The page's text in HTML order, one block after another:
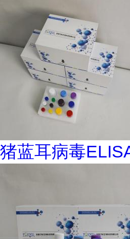
猪蓝耳病毒